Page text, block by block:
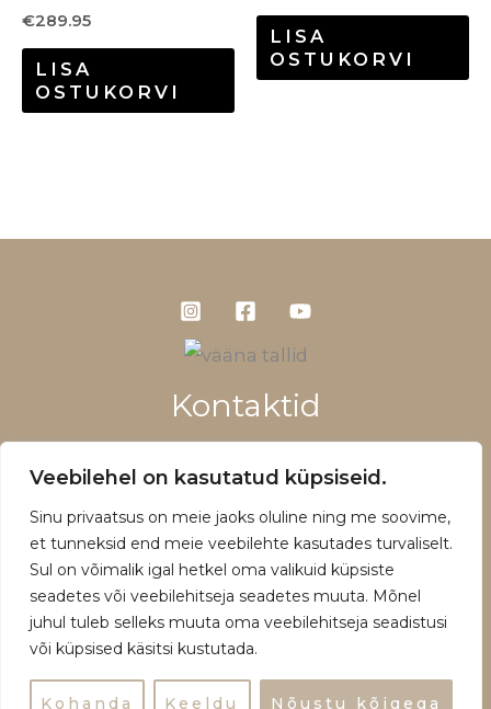
Veebilehel on kasutatud küpsiseid.
Sinu privaatsus on meie jaoks oluline ning me soovime,
et tunneksid end meie veebilehte kasutades turvaliselt.
Sul on võimalik igal hetkel oma valikuid küpsiste
seadetes või veebilehitseja seadetes muuta. Mõnel
juhul tuleb selleks muuta oma veebilehitseja seadistusi
või küpsised käsitsi kustutada.
Kohanda Keeldu Nõustu kõigega
€289.95
LISA
OSTUKORVI
LISA
OSTUKORVI
Kontaktid
+372 5660 1028
Müügitingimused ja privaatsuspoliitika
Copyright © 2026 | Powered by Vääna Tallid